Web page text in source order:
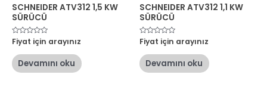
SCHNEIDER ATV312 1,5 KW
SÜRÜCÜ
5
üzerinden
oy
aldı
Fiyat için arayınız
Devamını oku
SCHNEIDER ATV312 1,1 KW
SÜRÜCÜ
5
üzerinden
oy
aldı
Fiyat için arayınız
Devamını oku